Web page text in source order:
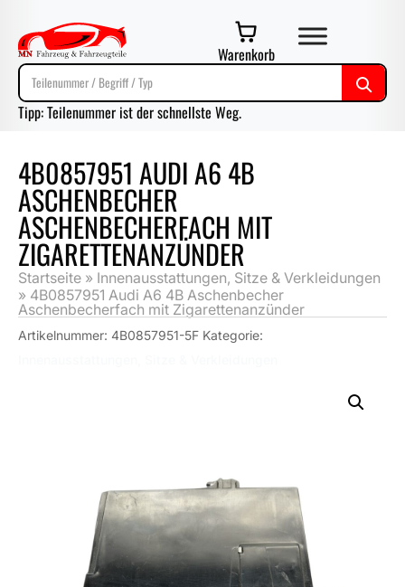
Warenkorb
Tipp: Teilenummer ist der schnellste Weg.
4B0857951 AUDI A6 4B
ASCHENBECHER
ASCHENBECHERFACH MIT
ZIGARETTENANZÜNDER
Startseite » Innenausstattungen, Sitze & Verkleidungen
» 4B0857951 Audi A6 4B Aschenbecher
Aschenbecherfach mit Zigarettenanzünder
Artikelnummer: 4B0857951-5F Kategorie: